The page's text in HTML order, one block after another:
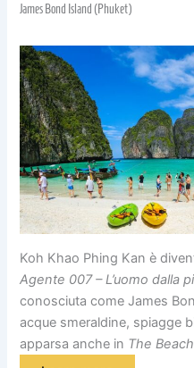
James Bond Island (Phuket)
Koh Khao Phing Kan è
Agente 007 – L’uomo dalla
conosciuta come James
acque smeraldine, spiagge
apparsa anche in The Beach